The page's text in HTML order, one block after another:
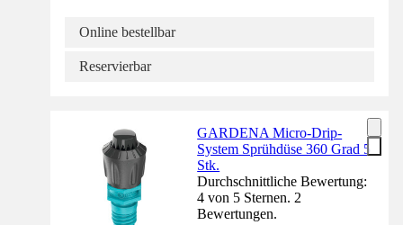
Online bestellbar
Reservierbar
GARDENA Micro-Drip-
System Sprühdüse 360 Grad 5
Stk.
Durchschnittliche Bewertung:
4 von 5 Sternen. 2
Bewertungen.